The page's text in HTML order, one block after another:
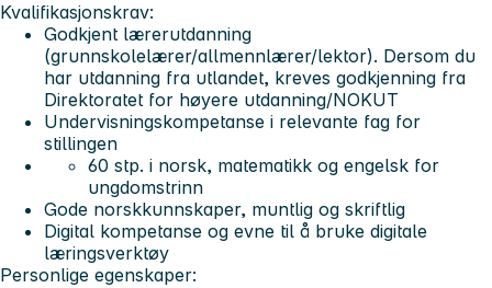
Kvalifikasjonskrav:
Godkjent lærerutdanning
(grunnskolelærer/allmennlærer/lektor). Dersom du
har utdanning fra utlandet, kreves godkjenning fra
Direktoratet for høyere utdanning/NOKUT
Undervisningskompetanse i relevante fag for
stillingen
60 stp. i norsk, matematikk og engelsk for
ungdomstrinn
Gode norskkunnskaper, muntlig og skriftlig
Digital kompetanse og evne til å bruke digitale
læringsverktøy
Personlige egenskaper: